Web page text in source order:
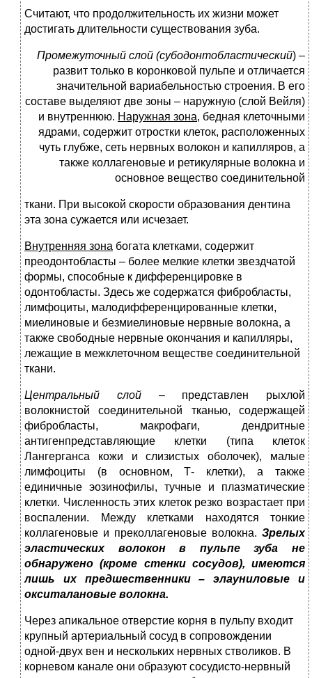
Считают, что продолжительность их жизни может
достигать длительности существования зуба.
Промежуточный слой (субодонтобластический) –
развит только в коронковой пульпе и отличается
значительной вариабельностью строения. В его
составе выделяют две зоны – наружную (слой Вейля)
и внутреннюю. Наружная зона, бедная клеточными
ядрами, содержит отростки клеток, расположенных
чуть глубже, сеть нервных волокон и капилляров, а
также коллагеновые и ретикулярные волокна и
основное вещество соединительной
ткани. При высокой скорости образования дентина
эта зона сужается или исчезает.
Внутренняя зона богата клетками, содержит
преодонтобласты – более мелкие клетки звездчатой
формы, способные к дифференцировке в
одонтобласты. Здесь же содержатся фибробласты,
лимфоциты, малодифференцированные клетки,
миелиновые и безмиелиновые нервные волокна, а
также свободные нервные окончания и капилляры,
лежащие в межклеточном веществе соединительной
ткани.
Центральный слой – представлен рыхлой
волокнистой соединительной тканью, содержащей
фибробласты, макрофаги, дендритные
антигенпредставляющие клетки (типа клеток
Лангерганса кожи и слизистых оболочек), малые
лимфоциты (в основном, Т- клетки), а также
единичные эозинофилы, тучные и плазматические
клетки. Численность этих клеток резко возрастает при
воспалении. Между клетками находятся тонкие
коллагеновые и преколлагеновые волокна. Зрелых
эластических
волокон в пульпе зуба
не
обнаружено (кроме стенки сосудов), имеются
лишь
их предшественники – элауниловые
и
окситалановые волокна.
Через апикальное отверстие корня в пульпу входит
крупный артериальный сосуд в сопровождении
одной-двух вен и нескольких нервных стволиков. В
корневом канале они образуют сосудисто-нервный